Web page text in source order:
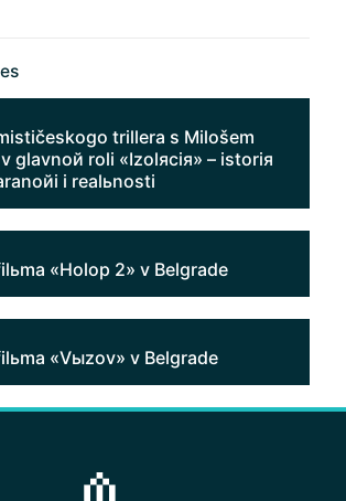
trillera s Milošem
glavnoй roli «Izolяciя» – istoriя
i realьnosti
«Holop 2» v Belgrade
«Vыzov» v Belgrade